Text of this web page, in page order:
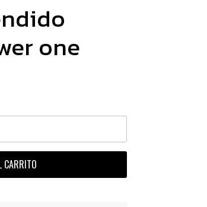
one
CARRITO